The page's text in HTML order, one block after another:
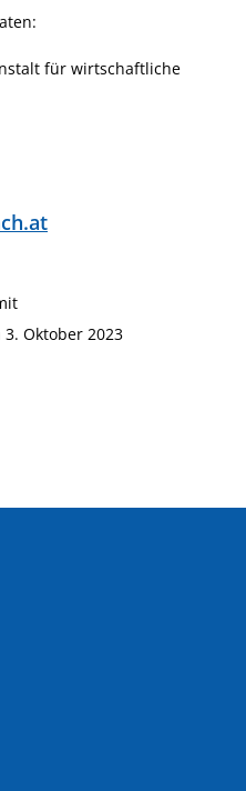
für wirtschaft­liche
3. Oktober 2023